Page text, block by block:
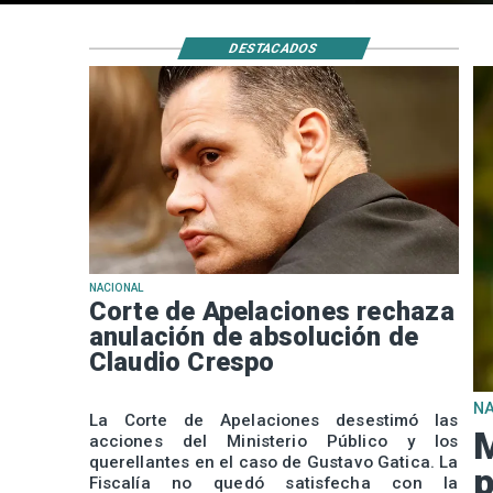
NACIONAL
Corte de Apelaciones rechaza
anulación de absolución de
Claudio Crespo
La Corte de Apelaciones desestimó las
acciones del Ministerio Público y los
querellantes en el caso de Gustavo Gatica. La
Fiscalía no quedó satisfecha con la
DESTACADOS